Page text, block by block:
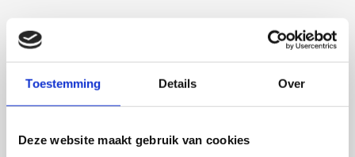
Toestemming Details Over
Deze website maakt gebruik van cookies